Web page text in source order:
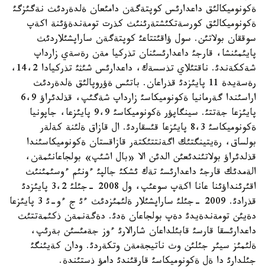
ةكونوميكالئق داعدارئس كوپتةگةن دامئعان ةلدةردئث نةگئزگئ
ةكونوميكالئق كورسةتكئشتةرئنئث كذرت تومةندةؤئنة اكةپ
سوققان بولاتئن. سول ؤاقئتتاعئ كوپتةگةن ساراپشئلاردئث
پايئمئنشا، قارجئ داعدارئسئنان تذركيا مةن رةسةي زارداپ
شةككةندئ. ناقتئلاي تذسسةك، داعدارئس شئثئ تذركيادا 14،2،
رةسةيدة 11 پايئزدئ قذراعان. باتئس ةؤروپالئق ةلدةردئث
اراسئندا گةرمانيا ةكونوميكاسئ زارداپ شةگئپ، قذلدئراؤ 6،9
پايئزعا جةتتئ. سينگاپؤر ةكونوميكاسئ 9،9 پايئزعا، جاپونيا
ةكونوميكاسئ 8،3 پايئزعا قئسقاردئ. ال قازاق ةلئنة كةلةر
بولساق، رةيتينگتئك اگةنتتئكتةر قازاقستان ةكونوميكاسئندا
قذلدئراؤ بولاتئندئعئن الدئن الا «بال اشئپ» بولجاعانئمةن،
الةمدئك قارجئ داعدارئسئ تةك ئشكئ جالپئ ءونئم ءوسئمئنئث
اقئرئنداؤئنا عانا اكةپ سوعئپ، ول 2008 -جئلئ 3،2 پايئزدئ
قذرادئ. 2009 -جئلئ ساراپشئلار ةلئمئزدئث ءئ ج ءو-ئ 3 پايئزعا
دةيئن تومةندةيدئ دةپ بولجاعان ةدئ. دةگةنمةن ذكئمةتتئث
داعدارئسقا قارسئ قابئلداعان شارالارئ ءوز جةمئسئن بةرئپ،
ةلئمئز سيئر جئلئن وث ناتيجةمةن وتكةردئ. ودان كةيئنگئ
جئلدارئ دا ةل ةكونوميكاسئ قارقئندئ دامؤ ذستئندة.